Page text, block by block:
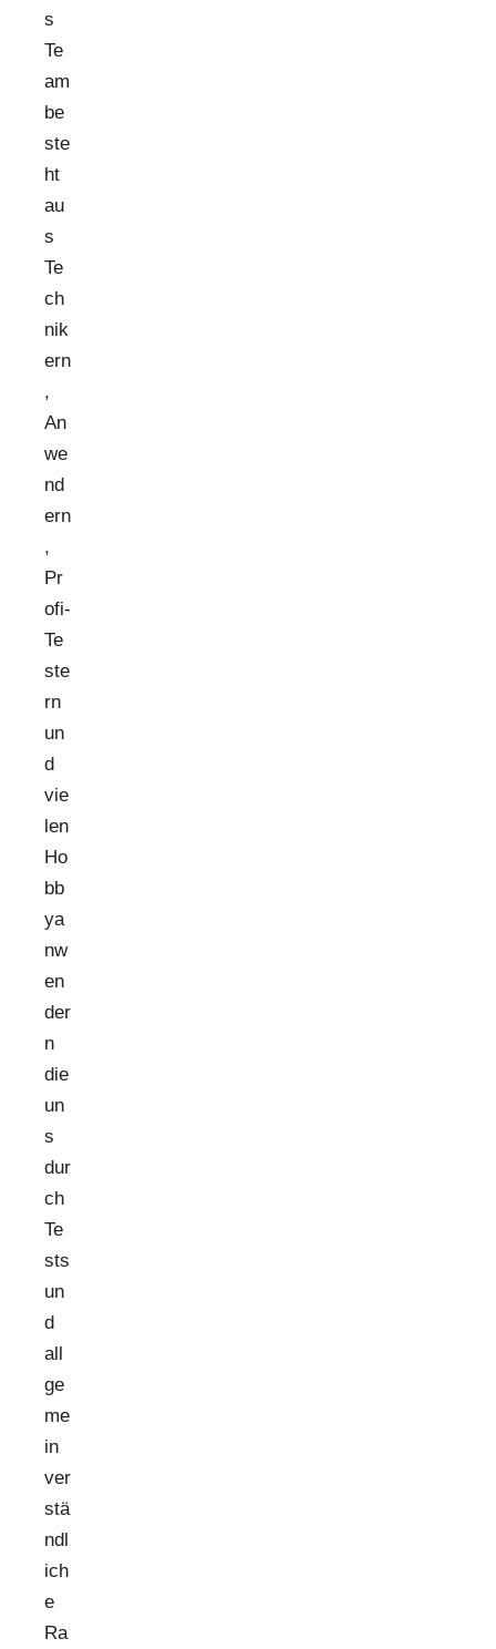
s
Te
am
be
ste
ht
au
s
Te
ch
nik
ern
,
An
we
nd
ern
,
Pr
ofi-
Te
ste
rn
un
d
vie
len
Ho
bb
ya
nw
en
der
n
die
un
s
dur
ch
Te
sts
un
d
all
ge
me
in
ver
stä
ndl
ich
e
Ra